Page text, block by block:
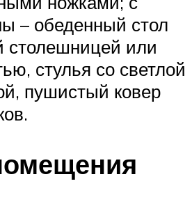
– обеденный стол
столешницей или
стулья со светлой
пушистый ковер